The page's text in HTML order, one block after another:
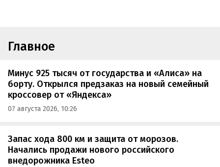
Главное
Минус 925 тысяч от государства и «Алиса» на
борту. Открылся предзаказ на новый семейный
кроссовер от «Яндекса»
07 августа 2026, 10:26
Запас хода 800 км и защита от морозов.
Начались продажи нового российского
внедорожника Esteo